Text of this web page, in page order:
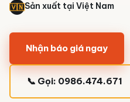
🇻🇳Sản xuất tại Việt Nam
Nhận báo giá ngay
📞 Gọi: 0986.474.671